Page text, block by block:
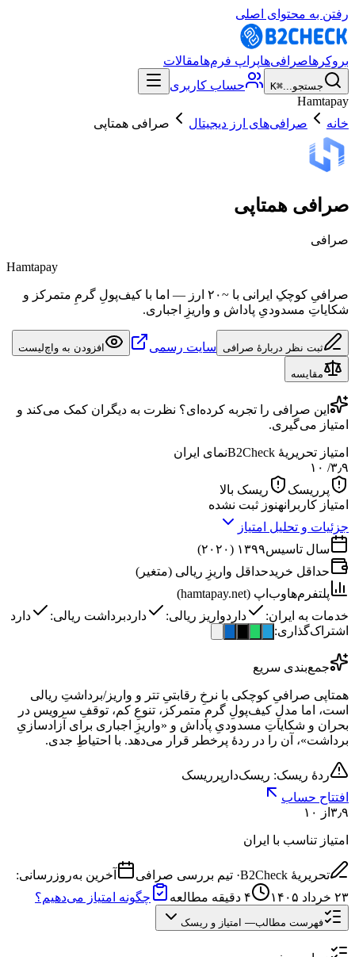
رفتن به محتوای اصلی
بروکرهاصرافی‌هاپراپ فرم‌هامقالات
جستجو...⌘K
حساب کاربری
Hamtapay
خانه
صرافی‌های ارز دیجیتال صرافی همتاپی
صرافی همتاپی
صرافی
Hamtapay
صرافیِ کوچکِ ایرانی با ~۲۰ ارز — اما با کیف‌پولِ گرمِ متمرکز و
شکایاتِ مسدودیِ پاداش و واریزِ اجباری.
ثبت نظر دربارهٔ صرافی سایت رسمی افزودن به واچ‌لیست
مقایسه
این صرافی را تجربه کرده‌ای؟ نظرت به دیگران کمک می‌کند و
امتیاز می‌گیری.
امتیاز تحریریهٔ B2Check
نمای ایران
۳٫۹/ ۱۰
پرریسک
ریسک بالا
امتیاز کاربرانهنوز ثبت نشده
جزئیات و تحلیل امتیاز
سال تاسیس۱۳۹۹ (۲۰۲۰)
حداقل خریدحداقل واریزِ ریالی (متغیر)
پلتفرم‌هاوب‌اپ (hamtapay.net)
خدمات به ایران:
داردواریز ریالی: داردبرداشت ریالی:
دارد
اشتراک‌گذاری:
جمع‌بندی سریع
همتاپی صرافیِ کوچکی با نرخِ رقابتیِ تتر و واریز/برداشتِ ریالی
است، اما مدلِ کیف‌پولِ گرمِ متمرکز، تنوعِ کم، توقفِ سرویس در
بحران و شکایاتِ مسدودیِ پاداش و «واریزِ اجباری برای آزادسازیِ
برداشت»، آن را در ردهٔ پرخطر قرار می‌دهد. با احتیاطِ جدی.
ردهٔ ریسک: ریسک‌دار پرریسک
افتتاح حساب
۳٫۹ از ۱۰
امتیاز تناسب با ایران
تحریریهٔ B2Check · تیم بررسی صرافی
آخرین به‌روزرسانی:
۲۳ خرداد ۱۴۰۵
۴ دقیقه مطالعه چگونه امتیاز می‌دهیم؟
فهرست مطالب— امتیاز و ریسک